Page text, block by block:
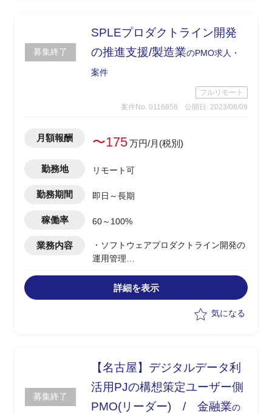
募集終了
SPLEプロダクトライン開発
の推進支援/製造業のPMO求人・
案件
フルリモート
案件No. 0116856
公開日: 2023/08/09
月額報酬 〜175万円/月(税別)
勤務地 リモート可
勤務期間 即日～長期
稼働率 60～100%
業務内容
・ソフトウェアプロダクトライン開発の
運用管理
詳細を表示
気になる
募集終了
【名古屋】デジタルデータ利
活用PJの構想策定ユーザー側
PMO(リーダー) / 金融業の